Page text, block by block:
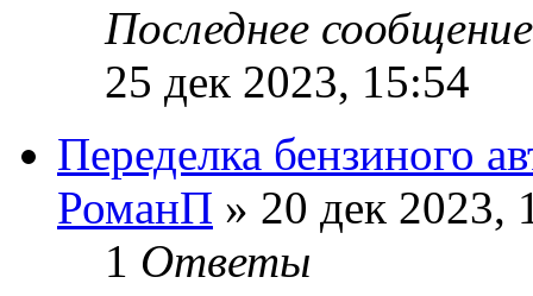
Последнее
25 дек 2023, 15:54
Переделка бензиного
РоманП » 20 дек 2023,
1 Ответы